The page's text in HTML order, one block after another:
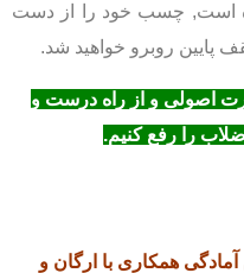
است, چسب خود را از دست
پایین روبرو خواهید شد.
اصولی و از راه درست و
را رفع کنیم.
همکاری با ارگان و